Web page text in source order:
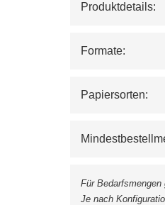
Produktdetails:
Formate:
Papiersorten:
Für
Je nach